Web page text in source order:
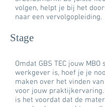
volgen, helpt je bij het
naar een vervolgopleiding.
Stage
Omdat GBS TEC jouw MBO
werkgever is, hoef je je
maken over het vinden
voor jouw praktijkervaring.
is het voordat dat de